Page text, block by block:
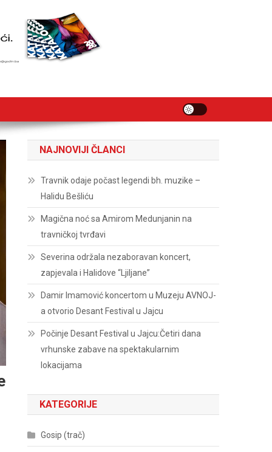
NAJNOVIJI ČLANCI
Travnik odaje počast legendi bh. muzike –
Halidu Bešliću
Magična noć sa Amirom Medunjanin na
travničkoj tvrđavi
Severina održala nezaboravan koncert,
zapjevala i Halidove “Ljiljane”
Damir Imamović koncertom u Muzeju AVNOJ-
a otvorio Desant Festival u Jajcu
Počinje Desant Festival u Jajcu:Četiri dana
vrhunske zabave na spektakularnim
lokacijama
KATEGORIJE
Gosip (trač)